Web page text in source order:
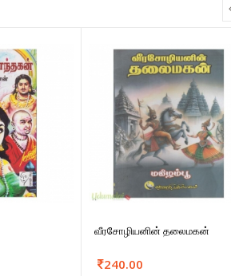
வீரசோழியனின் தலைமகன்
240.00